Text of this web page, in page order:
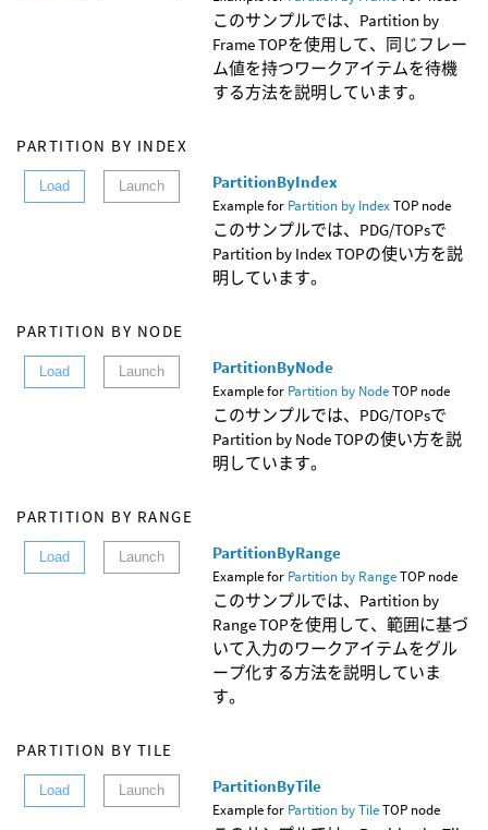
このサンプルでは、Partition by
Frame TOPを使用して、同じフレー
ム値を持つワークアイテムを待機
する方法を説明しています。
PARTITION BY INDEX
Load Launch PartitionByIndex
Example for Partition by IndexTOP node
このサンプルでは、PDG/TOPsで
Partition by Index TOPの使い方を説
明しています。
PARTITION BY NODE
Load Launch PartitionByNode
Example for Partition by NodeTOP node
このサンプルでは、PDG/TOPsで
Partition by Node TOPの使い方を説
明しています。
PARTITION BY RANGE
Load Launch PartitionByRange
Example for Partition by RangeTOP node
このサンプルでは、Partition by
Range TOPを使用して、範囲に基づ
いて入力のワークアイテムをグル
ープ化する方法を説明していま
す。
PARTITION BY TILE
Load Launch PartitionByTile
Example for Partition by TileTOP node